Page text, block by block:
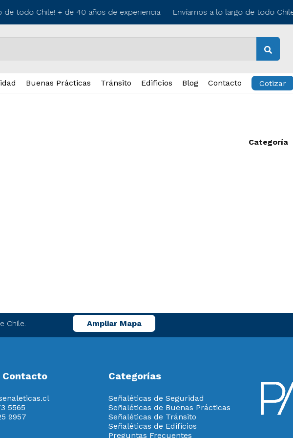
todo Chile! + de 40 años de experiencia Envíamos a lo largo de todo
Buenas Prácticas Tránsito Edificios Blog Contacto Cotizar
Categoría
Chile. Ampliar Mapa
Contacto
5565
9957
Categorías
Señaléticas de Seguridad
Señaléticas de Buenas Prácticas
Señaléticas de Tránsito
Señaléticas de Edificios
Preguntas Frecuentes